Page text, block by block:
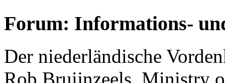
Forum: Informations-
Der niederländische
Rob Bruijnzeels, Ministry